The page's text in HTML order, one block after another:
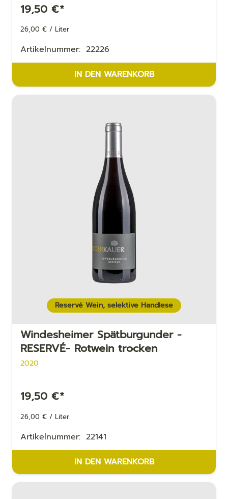
19,50 €*
26,00 € / Liter
Artikelnummer: 22226
IN DEN WARENKORB
Reservé Wein, selektive Handlese
Windesheimer Spät­bur­gun­der -
RESERVÉ- Rotwein trocken
2020
19,50 €*
26,00 € / Liter
Artikelnummer: 22141
IN DEN WARENKORB